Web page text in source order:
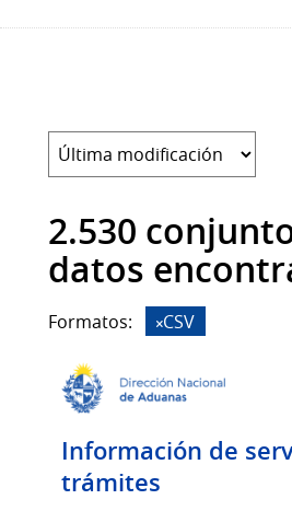
2.530
datos
Formatos: CSV
Información de
trámites